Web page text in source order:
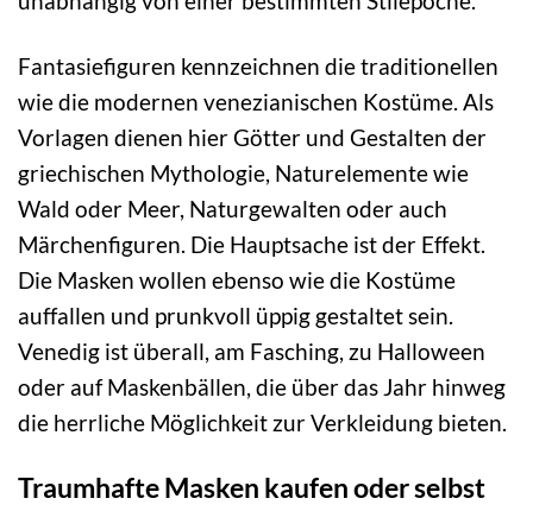
Fantasiefiguren kennzeichnen die traditionellen
wie die modernen venezianischen Kostüme. Als
Vorlagen dienen hier Götter und Gestalten der
griechischen Mythologie, Naturelemente wie
Wald oder Meer, Naturgewalten oder auch
Märchenfiguren. Die Hauptsache ist der Effekt.
Die Masken wollen ebenso wie die Kostüme
auffallen und prunkvoll üppig gestaltet sein.
Venedig ist überall, am Fasching, zu Halloween
oder auf Maskenbällen, die über das Jahr hinweg
die herrliche Möglichkeit zur Verkleidung bieten.
Traumhafte Masken kaufen oder selbst